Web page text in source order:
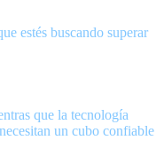
estés buscando superar
que la tecnología
un cubo confiable